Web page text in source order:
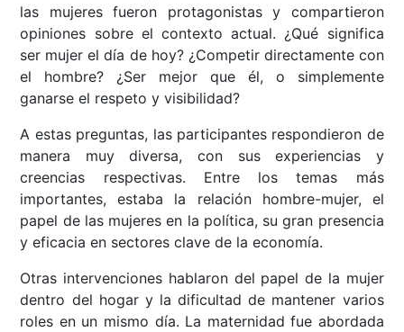
las mujeres fueron protagonistas y compartieron
opiniones sobre el contexto actual. ¿Qué significa
ser mujer el día de hoy? ¿Competir directamente con
el hombre? ¿Ser mejor que él, o simplemente
ganarse el respeto y visibilidad?
A estas preguntas, las participantes respondieron de
manera muy diversa, con sus experiencias y
creencias respectivas. Entre los temas más
importantes, estaba la relación hombre-mujer, el
papel de las mujeres en la política, su gran presencia
y eficacia en sectores clave de la economía.
Otras intervenciones hablaron del papel de la mujer
dentro del hogar y la dificultad de mantener varios
roles en un mismo día. La maternidad fue abordada